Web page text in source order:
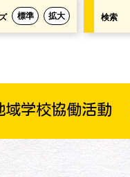
標準 拡大 検索
域学校協働活動